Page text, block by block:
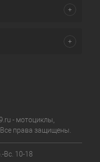
- мотоциклы,
права защищены.
Вс. 10-18